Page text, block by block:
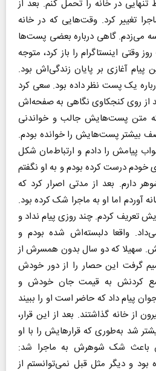
تنهایی در خانه را تحمل کنم. بعد از
تغییر کرد. وقت‌هایی که در خانه
می‌زدم. گاهی درباره بعضی پست‌ها
وقتی اینستاگرام را باز کرد، متوجه
آغازی بر پایان زندگی‌اش بود.
یک پست نظر داده بود. سعی کرد
از روی کنجکاوی نگاهی به صفحه‌اش
متن‌ پست‌هایش جالب و خواندنی
بیشتر پست‌هایش را خوانده بودم.
پیامش را دادم و ارتباط‌مان شکل
خودم درست کرده بودم و به او نگفتم
دارم. بعد از مدتی اصرار کرد که
آوردم اما او به ماجرا شک کرده بود.
تعریف کردم. چند روزی پیام نداد و
واقعا دلبسته‌اش شده بودم و
سهیلا که دو سال بدون همسرش از
گرفت این حصار را از دور خودش
کردنش به قیمت جان خودش و
پیام داد که حاضر است او را ببیند
از خانه گذاشتند. بعد از این قرار،
شد به‌طوری که قرارهایش را با او
باعث شک شوهرش به ماجرا شد:
و دیگر مثل قبل نمی‌توانستم از